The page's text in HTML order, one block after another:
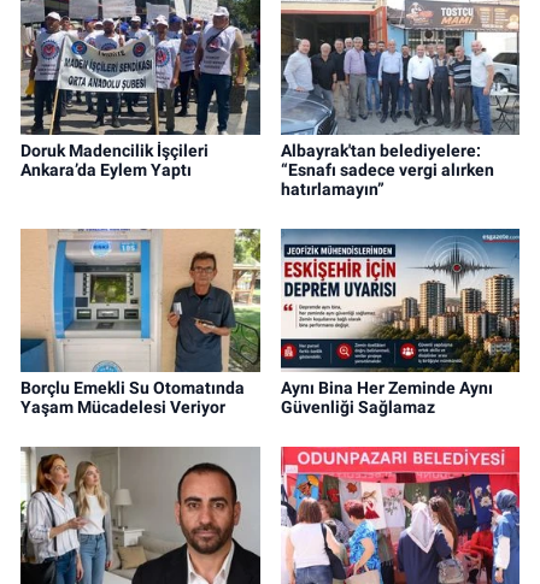
Doruk Madencilik İşçileri
Ankara’da Eylem Yaptı
Albayrak'tan belediyelere:
“Esnafı sadece vergi alırken
hatırlamayın”
Borçlu Emekli Su Otomatında
Yaşam Mücadelesi Veriyor
Aynı Bina Her Zeminde Aynı
Güvenliği Sağlamaz